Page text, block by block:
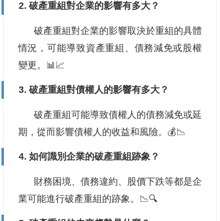
2. 破產重組對企業的影響有多大？
破產重組對企業的影響取決於重組的具體
情況，可能導致資產重組、債務減免或股權
變更。📊📈
3. 破產重組對債權人的影響有多大？
破產重組可能導致債權人的債務減免或延
期，從而影響債權人的收益和風險。💰📉
4. 如何識別企業的破產重組跡象？
財務困境、債務違約、股價下跌等都是企
業可能進行破產重組的跡象。📉🔍